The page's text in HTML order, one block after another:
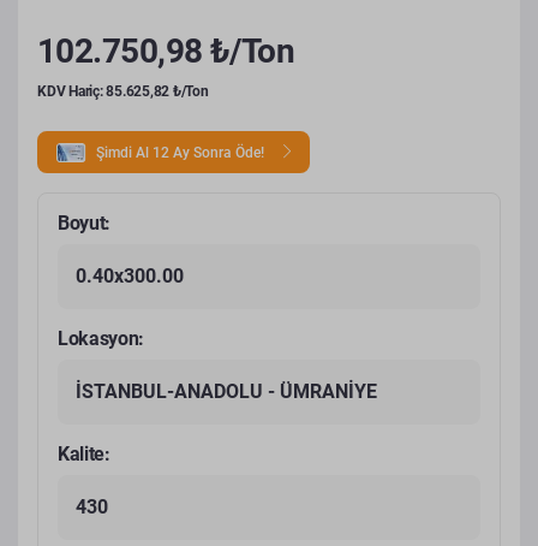
102.750,98 ₺/Ton
KDV Hariç: 85.625,82 ₺/Ton
Şimdi Al 12 Ay Sonra Öde!
Boyut:
0.40x300.00
Lokasyon:
İSTANBUL-ANADOLU - ÜMRANİYE
Kalite:
430